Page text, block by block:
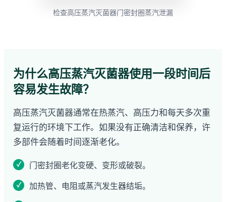
检查高压蒸汽灭菌器门密封圈蒸汽泄漏
为什么高压蒸汽灭菌器使用一段时间后
容易发生故障？
高压蒸汽灭菌器通常在热蒸汽、高压力和每天多次重
复运行的环境下工作。如果没有正确清洁和保养，许
多部件会随着时间逐渐老化。
门密封圈老化变硬、变形或破裂。
加热管、电阻或蒸汽发生器结垢。